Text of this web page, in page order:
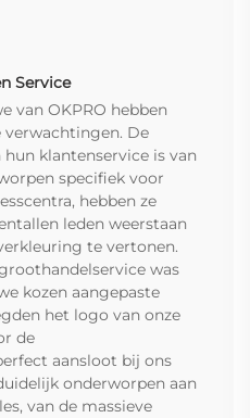
Service
van OKPRO hebben
verwachtingen. De
klantenservice is van
specifiek voor
hebben ze
leden weerstaan
te vertonen.
was
kozen aangepaste
het logo van onze
de
aansloot bij ons
onderworpen aan
van de massieve